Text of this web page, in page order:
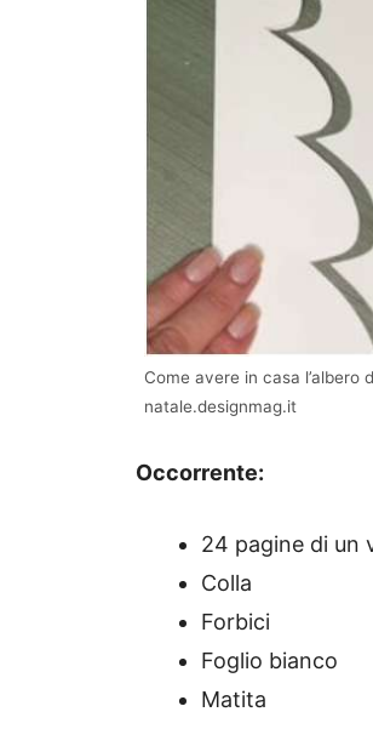
Come avere in casa l’albero
natale.designmag.it
Occorrente:
24 pagine di un
Colla
Forbici
Foglio bianco
Matita